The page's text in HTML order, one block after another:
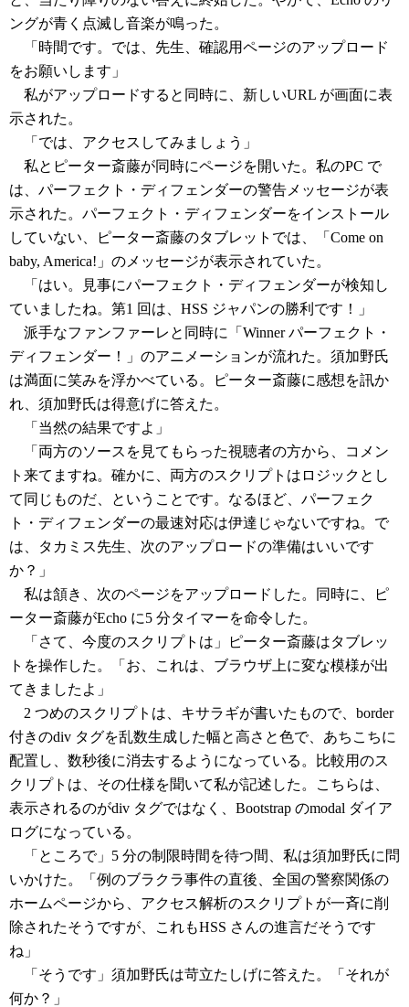
ングが青く点滅し音楽が鳴った。
「時間です。では、先生、確認用ページのアップロード
をお願いします」
私がアップロードすると同時に、新しいURL が画面に表
示された。
「では、アクセスしてみましょう」
私とピーター斎藤が同時にページを開いた。私のPC で
は、パーフェクト・ディフェンダーの警告メッセージが表
示された。パーフェクト・ディフェンダーをインストール
していない、ピーター斎藤のタブレットでは、「Come on
baby, America!」のメッセージが表示されていた。
「はい。見事にパーフェクト・ディフェンダーが検知し
ていましたね。第1 回は、HSS ジャパンの勝利です！」
派手なファンファーレと同時に「Winner パーフェクト・
ディフェンダー！」のアニメーションが流れた。須加野氏
は満面に笑みを浮かべている。ピーター斎藤に感想を訊か
れ、須加野氏は得意げに答えた。
「当然の結果ですよ」
「両方のソースを見てもらった視聴者の方から、コメン
ト来てますね。確かに、両方のスクリプトはロジックとし
て同じものだ、ということです。なるほど、パーフェク
ト・ディフェンダーの最速対応は伊達じゃないですね。で
は、タカミス先生、次のアップロードの準備はいいです
か？」
私は頷き、次のページをアップロードした。同時に、ピ
ーター斎藤がEcho に5 分タイマーを命令した。
「さて、今度のスクリプトは」ピーター斎藤はタブレッ
トを操作した。「お、これは、ブラウザ上に変な模様が出
てきましたよ」
2 つめのスクリプトは、キサラギが書いたもので、border
付きのdiv タグを乱数生成した幅と高さと色で、あちこちに
配置し、数秒後に消去するようになっている。比較用のス
クリプトは、その仕様を聞いて私が記述した。こちらは、
表示されるのがdiv タグではなく、Bootstrap のmodal ダイア
ログになっている。
「ところで」5 分の制限時間を待つ間、私は須加野氏に問
いかけた。「例のブラクラ事件の直後、全国の警察関係の
ホームページから、アクセス解析のスクリプトが一斉に削
除されたそうですが、これもHSS さんの進言だそうです
ね」
「そうです」須加野氏は苛立たしげに答えた。「それが
何か？」